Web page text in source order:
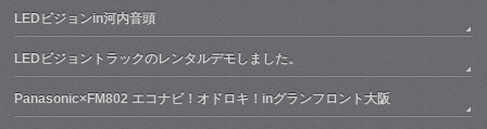
LEDビジョンin河内音頭
LEDビジョントラックのレンタルデモしました。
Panasonic×FM802 エコナビ！オドロキ！inグランフロント大阪